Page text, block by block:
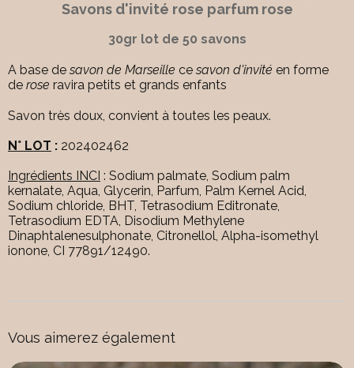
Savons d'invité rose parfum rose
30gr lot de 50 savons
A base de savon de Marseille ce savon d'invité en forme
de rose ravira petits et grands enfants
Savon très doux, convient à toutes les peaux.
N° LOT : 202402462
Ingrédients INCI : Sodium palmate, Sodium palm
kernalate, Aqua, Glycerin, Parfum, Palm Kernel Acid,
Sodium chloride, BHT, Tetrasodium Editronate,
Tetrasodium EDTA, Disodium Methylene
Dinaphtalenesulphonate, Citronellol, Alpha-isomethyl
ionone, CI 77891/12490.
Vous aimerez également